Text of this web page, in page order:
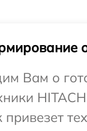
о
Вам о
привезет